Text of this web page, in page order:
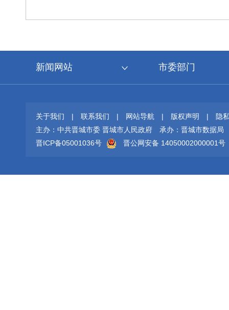
新闻网站 市委部门
关于我们 | 联系我们 | 网站导航 | 版权声明 |
隐
主办：中共晋城市委 晋城市人民政府
承办：晋城市数据局
晋ICP备05001036号
晋公网安备 14050002000001号